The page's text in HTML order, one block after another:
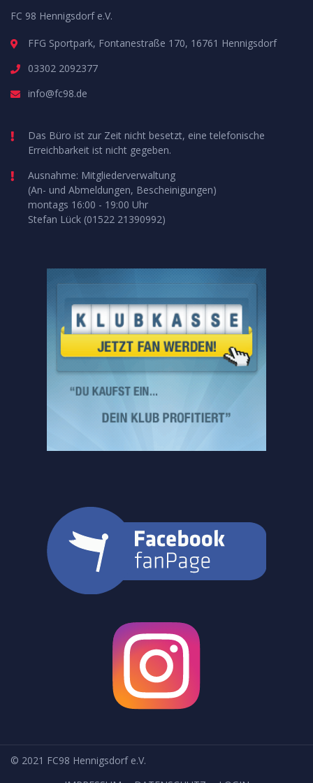
FC 98 Hennigsdorf e.V.
FFG Sportpark, Fontanestraße 170, 16761 Hennigsdorf
03302 2092377
info@fc98.de
Das Büro ist zur Zeit nicht besetzt, eine telefonische
Erreichbarkeit ist nicht gegeben.
Ausnahme: Mitgliederverwaltung
(An- und Abmeldungen, Bescheinigungen)
montags 16:00 - 19:00 Uhr
Stefan Lück (01522 21390992)
© 2021 FC98 Hennigsdorf e.V.